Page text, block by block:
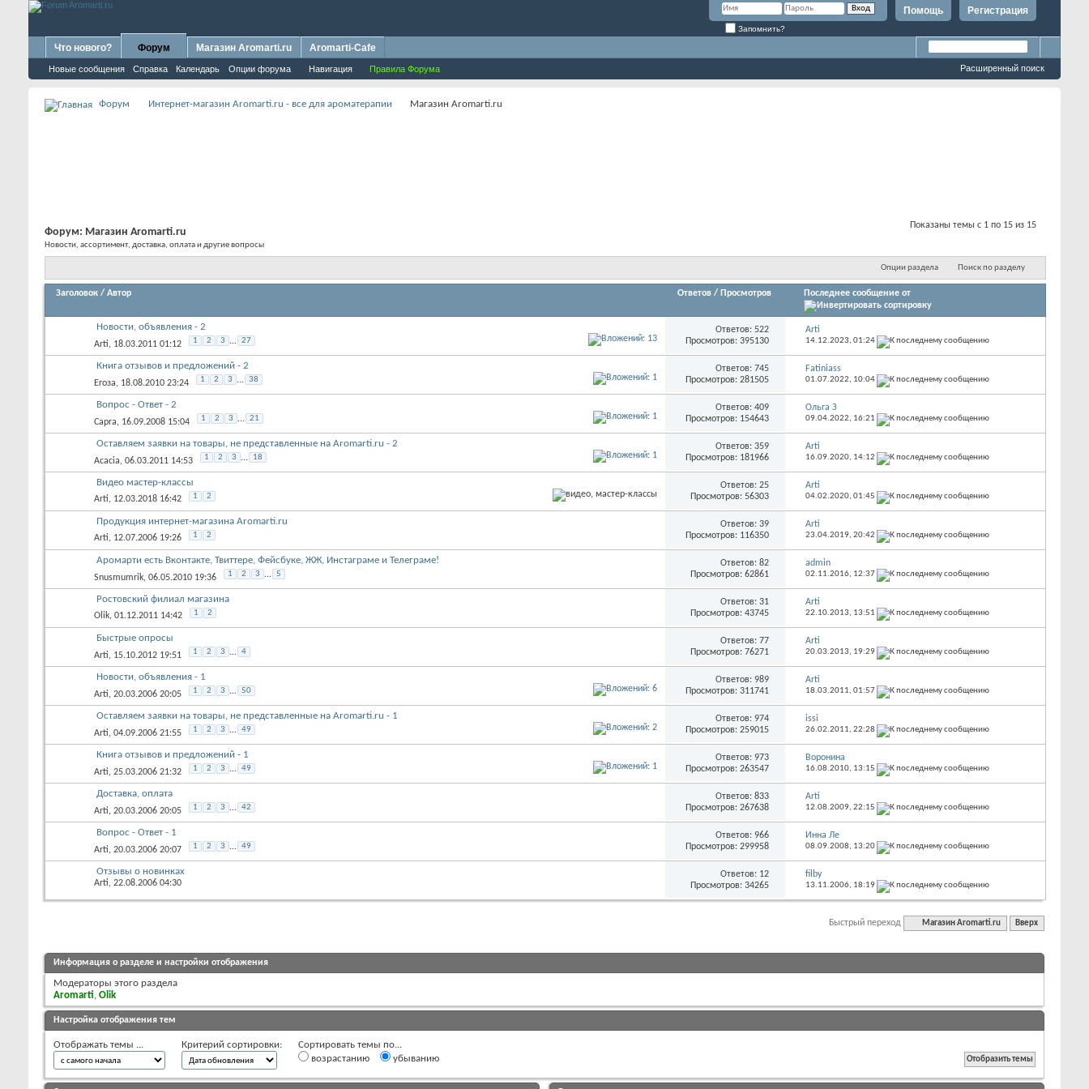
Регистрация
Помощь
Запомнить?
Что нового? Форум
Новые сообщения Справка Календарь Опции форума Навигация Правила Форума
Магазин Aromarti.ru Aromarti-Cafe
Расширенный поиск
Форум Интернет-магазин Aromarti.ru - все для ароматерапии Магазин Aromarti.ru
Показаны темы с 1 по 15 из 15
Форум: Магазин Aromarti.ru
Новости, ассортимент, доставка, оплата и другие вопросы
Опции раздела Поиск по разделу
Заголовок / Автор Ответов / Просмотров Последнее сообщение от
Новости, объявления - 2
Arti, 18.03.2011 01:12 1 2 3 ... 27
Ответов: 522
Просмотров: 395130
Arti
14.12.2023, 01:24
Книга отзывов и предложений - 2
Егоза, 18.08.2010 23:24 1 2 3 ... 38
Ответов: 745
Просмотров: 281505
Fatiniass
01.07.2022, 10:04
Вопрос - Ответ - 2
Capra, 16.09.2008 15:04 1 2 3 ... 21
Ответов: 409
Просмотров: 154643
Ольга З
09.04.2022, 16:21
Оставляем заявки на товары, не представленные на Aromarti.ru - 2
Acacia, 06.03.2011 14:53 1 2 3 ... 18
Ответов: 359
Просмотров: 181966
Arti
16.09.2020, 14:12
Видео мастер-классы
Arti, 12.03.2018 16:42 1 2
Ответов: 25
Просмотров: 56303
Arti
04.02.2020, 01:45
Продукция интернет-магазина Aromarti.ru
Arti, 12.07.2006 19:26 1 2
Ответов: 39
Просмотров: 116350
Arti
23.04.2019, 20:42
Аромарти есть Вконтакте, Твиттере, Фейсбуке, ЖЖ, Инстаграме и Телеграме!
Snusmumrik, 06.05.2010 19:36 1 2 3 ... 5
Ответов: 82
Просмотров: 62861
admin
02.11.2016, 12:37
Ростовский филиал магазина
Olik, 01.12.2011 14:42 1 2
Ответов: 31
Просмотров: 43745
Arti
22.10.2013, 13:51
Быстрые опросы
Arti, 15.10.2012 19:51 1 2 3 ... 4
Ответов: 77
Просмотров: 76271
Arti
20.03.2013, 19:29
Новости, объявления - 1
Arti, 20.03.2006 20:05 1 2 3 ... 50
Ответов: 989
Просмотров: 311741
Arti
18.03.2011, 01:57
Оставляем заявки на товары, не представленные на Aromarti.ru - 1
Arti, 04.09.2006 21:55 1 2 3 ... 49
Ответов: 974
Просмотров: 259015
issi
26.02.2011, 22:28
Книга отзывов и предложений - 1
Arti, 25.03.2006 21:32 1 2 3 ... 49
Ответов: 973
Просмотров: 263547
Воронина
16.08.2010, 13:15
Доставка, оплата
Arti, 20.03.2006 20:05 1 2 3 ... 42
Ответов: 833
Просмотров: 267638
Arti
12.08.2009, 22:15
Вопрос - Ответ - 1
Arti, 20.03.2006 20:07 1 2 3 ... 49
Ответов: 966
Просмотров: 299958
Инна Ле
08.09.2008, 13:20
Отзывы о новинках
Arti, 22.08.2006 04:30
Ответов: 12
Просмотров: 34265
filby
13.11.2006, 18:19
Быстрый переход Магазин Aromarti.ru Вверх
Информация о разделе и настройки отображения
Модераторы этого раздела
Aromarti, Olik
Настройка отображения тем
Отображать темы ... Критерий сортировки:
Сортировать темы по...
возрастанию
убыванию